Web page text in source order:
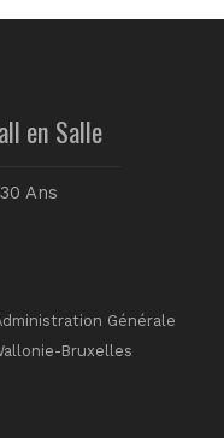
en Salle
Ans
Générale
Bruxelles